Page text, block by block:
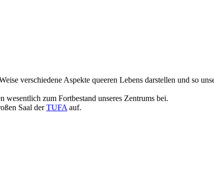
verschiedene Aspekte queeren Lebens darstellen und so
zum Fortbestand unseres Zentrums bei.
Saal derTUFA auf.